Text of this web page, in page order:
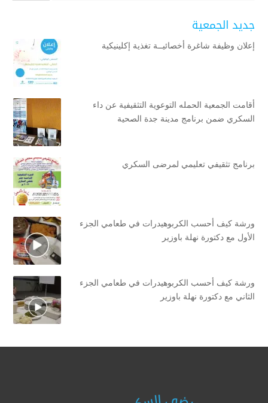
جديد الجمعية
إعلان وظيفة شاغرة أخصائيــة تغذية إكلينيكية
أقامت الجمعية الحمله التوعوية التثقيفية عن داء
السكري ضمن برنامج مدينة جدة الصحية
برنامج تثقيفي تعليمي لمرضى السكري
ورشة كيف أحسب الكربوهيدرات في طعامي الجزء
الأول مع دكتورة نهلة باوزير
ورشة كيف أحسب الكربوهيدرات في طعامي الجزء
الثاني مع دكتورة نهلة باوزير